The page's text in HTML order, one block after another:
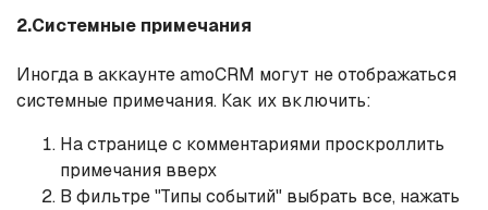
2.Системные примечания
Иногда в аккаунте amoCRM могут не отображаться
системные примечания. Как их включить:
На странице с комментариями проскроллить
примечания вверх
В фильтре "Типы событий" выбрать все, нажать